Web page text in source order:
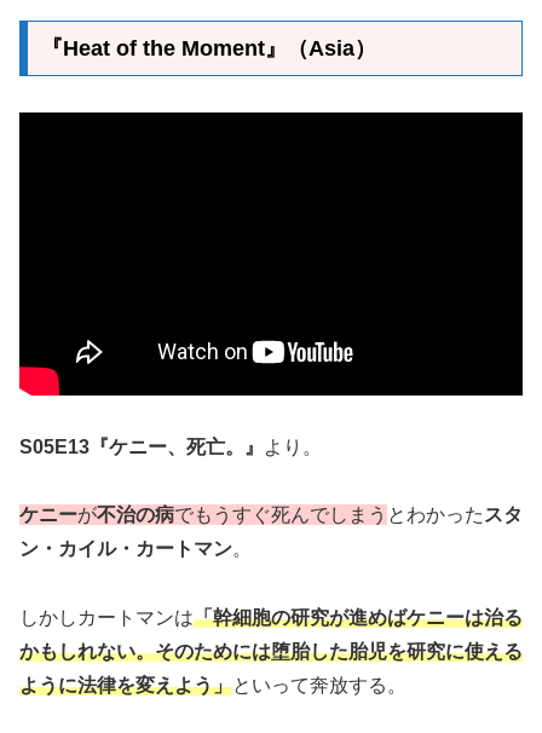
『Heat of the Moment』（Asia）
S05E13『ケニー、死亡。』 より。
ケニーが不治の病でもうすぐ死んでしまう とわかったスタ
ン・カイル・カートマン。
しかしカートマンは「幹細胞の研究が進めばケニーは治る
かもしれない。そのためには堕胎した胎児を研究に使える
ように法律を変えよう」といって奔放する。